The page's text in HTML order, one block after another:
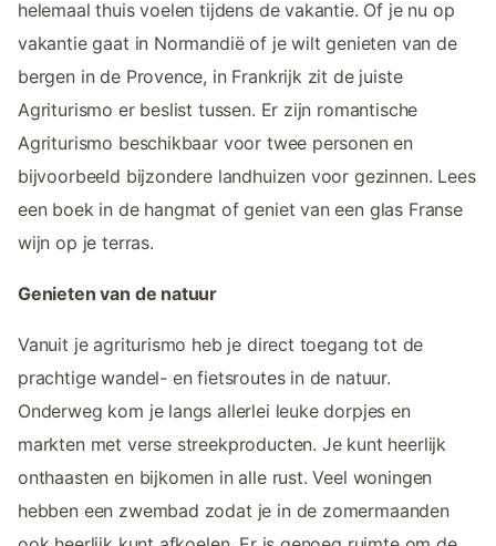
helemaal thuis voelen tijdens de vakantie. Of je nu op
vakantie gaat in Normandië of je wilt genieten van de
bergen in de Provence, in Frankrijk zit de juiste
Agriturismo er beslist tussen. Er zijn romantische
Agriturismo beschikbaar voor twee personen en
bijvoorbeeld bijzondere landhuizen voor gezinnen. Lees
een boek in de hangmat of geniet van een glas Franse
wijn op je terras.
Genieten van de natuur
Vanuit je agriturismo heb je direct toegang tot de
prachtige wandel- en fietsroutes in de natuur.
Onderweg kom je langs allerlei leuke dorpjes en
markten met verse streekproducten. Je kunt heerlijk
onthaasten en bijkomen in alle rust. Veel woningen
hebben een zwembad zodat je in de zomermaanden